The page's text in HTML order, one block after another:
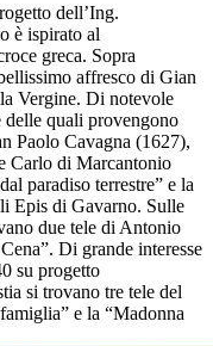
dell’Ing.
è ispirato al
greca. Sopra
affresco di Gian
Vergine. Di notevole
delle quali provengono
Paolo Cavagna (1627),
Carlo di Marcantonio
paradiso terrestre” e la
Epis di Gavarno. Sulle
due tele di Antonio
Di grande interesse
su progetto
si trovano tre tele del
e la “Madonna